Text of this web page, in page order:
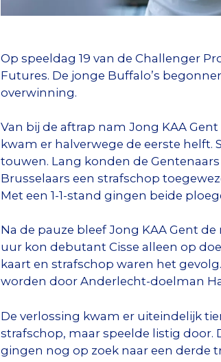
Op speeldag 19 van de Challenger
Futures. De jonge Buffalo’s
overwinning.
Van bij de aftrap nam Jong KAA
kwam er halverwege de eerste helft.
touwen. Lang konden de
Brusselaars een strafschop
Met een 1-1-stand gingen beide
Na de pauze bleef Jong KAA Gent
uur kon debutant Cisse alleen op
kaart en strafschop waren het
worden door Anderlecht-doelman
De verlossing kwam er uiteindelijk
strafschop, maar speelde listig door.
gingen nog op zoek naar een derde